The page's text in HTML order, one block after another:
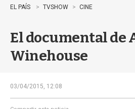
EL PAÍS TVSHOW CINE
El documental de
Winehouse
03/04/2015, 12:08